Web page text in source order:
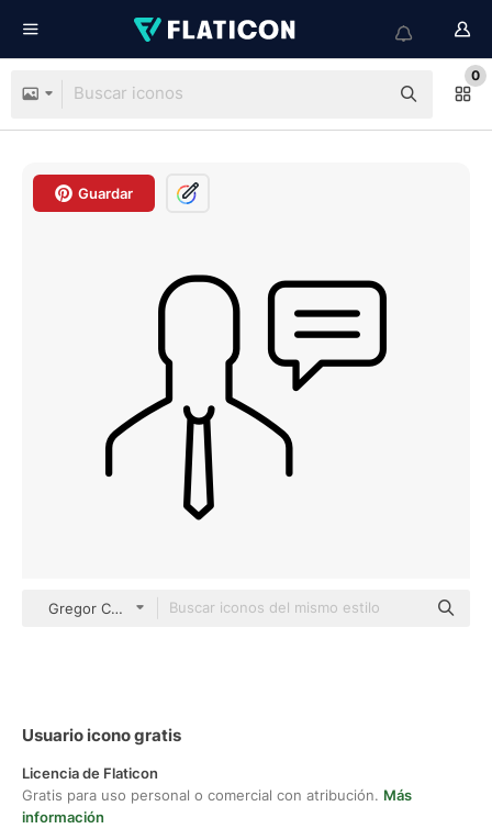
0
Guardar
Gregor Colors Lineal
Usuario icono gratis
Licencia de Flaticon
Gratis para uso personal o comercial con atribución. Más
información